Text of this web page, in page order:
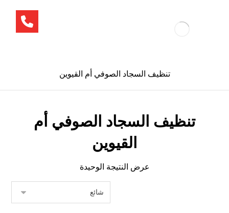
تنظيف السجاد الصوفي أم القيوين
تنظيف السجاد الصوفي أم
القيوين
عرض النتيجة الوحيدة